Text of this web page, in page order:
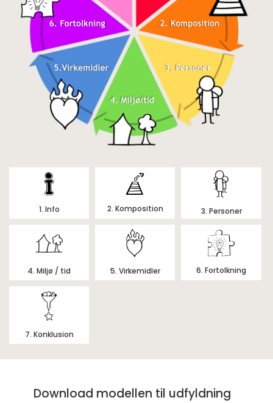
1. Info 2. Komposition 3. Personer
4. Miljø / tid 5. Virkemidler 6. Fortolkning
7. Konklusion
Download modellen til udfyldning